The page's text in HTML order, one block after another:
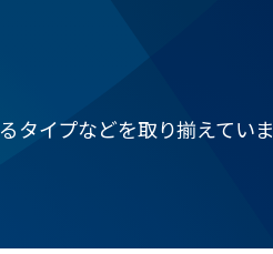
タイプなどを取り揃えていま